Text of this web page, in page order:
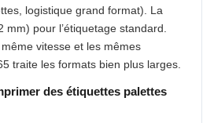
logistique grand format). La
mm) pour l’étiquetage standard.
vitesse et les mêmes
traite les formats bien plus larges.
des étiquettes palettes